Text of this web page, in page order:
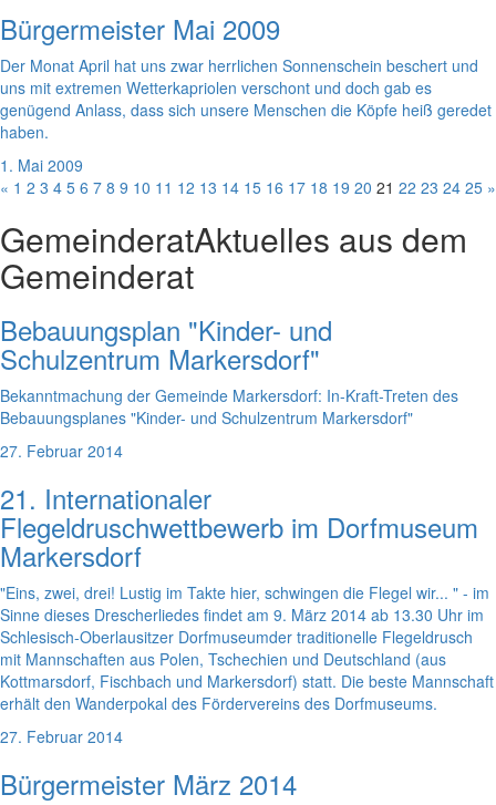
Bürgermeister Mai 2009
Der Monat April hat uns zwar herrlichen Sonnenschein beschert und
uns mit extremen Wetterkapriolen verschont und doch gab es
genügend Anlass, dass sich unsere Menschen die Köpfe heiß geredet
haben.
1. Mai 2009
« 1 2 3 4 5 6 7 8 9 10 11 12 13 14 15 16 17 18 19 20 21 22 23 24 25 »
GemeinderatAktuelles aus dem
Gemeinderat
Bebauungsplan "Kinder- und
Schulzentrum Markersdorf"
Bekanntmachung der Gemeinde Markersdorf: In-Kraft-Treten des
Bebauungsplanes "Kinder- und Schulzentrum Markersdorf"
27. Februar 2014
21. Internationaler
Flegeldruschwettbewerb im Dorfmuseum
Markersdorf
"Eins, zwei, drei! Lustig im Takte hier, schwingen die Flegel wir... " - im
Sinne dieses Drescherliedes findet am 9. März 2014 ab 13.30 Uhr im
Schlesisch-Oberlausitzer Dorfmuseumder traditionelle Flegeldrusch
mit Mannschaften aus Polen, Tschechien und Deutschland (aus
Kottmarsdorf, Fischbach und Markersdorf) statt. Die beste Mannschaft
erhält den Wanderpokal des Fördervereins des Dorfmuseums.
27. Februar 2014
Bürgermeister März 2014